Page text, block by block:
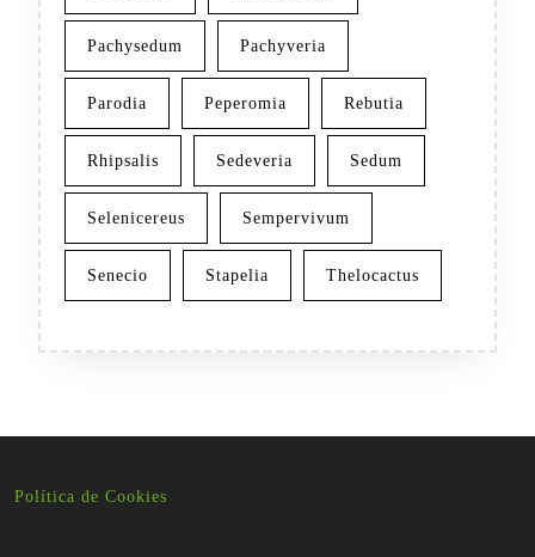
Pachysedum Pachyveria
Parodia Peperomia Rebutia
Rhipsalis Sedeveria Sedum
Selenicereus Sempervivum
Senecio Stapelia Thelocactus
Política de Cookies